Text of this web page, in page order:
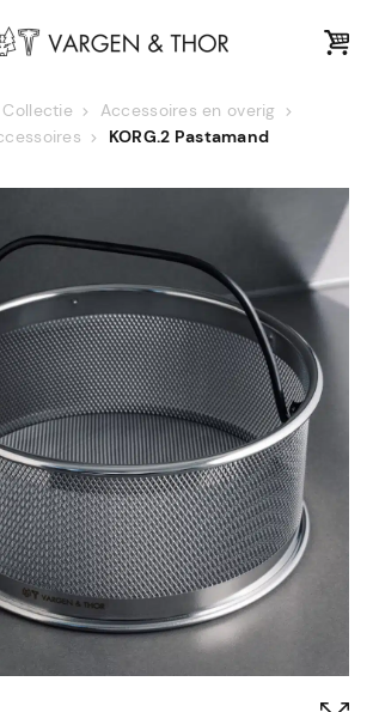
Collectie
Accessoires en overig
KORG.2 Pastamand